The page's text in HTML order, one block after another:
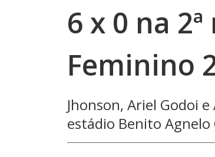
6 x 0 na
Feminino
Jhonson, Ariel Godoi
estádio Benito Agnelo